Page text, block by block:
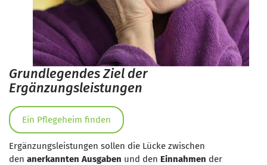
Grundlegendes Ziel der
Ergänzungsleistungen
Ein Pflegeheim finden
Ergänzungsleistungen sollen die Lücke zwischen
den anerkannten Ausgaben und den Einnahmen der